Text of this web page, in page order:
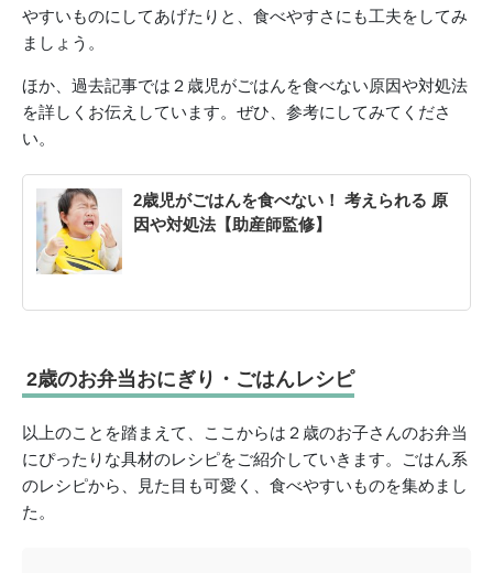
やすいものにしてあげたりと、食べやすさにも工夫をしてみ
ましょう。
ほか、過去記事では２歳児がごはんを食べない原因や対処法
を詳しくお伝えしています。ぜひ、参考にしてみてくださ
い。
2歳児がごはんを食べない！ 考えられる 原
因や対処法【助産師監修】
2歳のお弁当おにぎり・ごはんレシピ
以上のことを踏まえて、ここからは２歳のお子さんのお弁当
にぴったりな具材のレシピをご紹介していきます。ごはん系
のレシピから、見た目も可愛く、食べやすいものを集めまし
た。